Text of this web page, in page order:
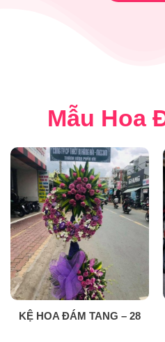
Mẫu Hoa
KỆ HOA ĐÁM TANG – 28